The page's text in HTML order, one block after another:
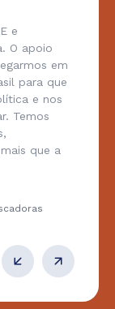
e
O apoio
em
para que
e nos
Temos
que a